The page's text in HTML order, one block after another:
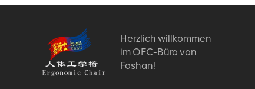
Herzlich willkommen
im OFC-Büro von
Foshan!